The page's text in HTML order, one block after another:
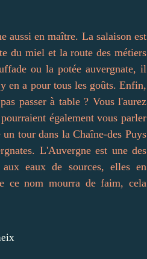
aussi en maître. La salaison est
du miel et la route des métiers
ou la potée auvergnate, il
en a pour tous les goûts. Enfin,
passer à table ? Vous l'aurez
également vous parler
tour dans la Chaîne-des Puys
L'Auvergne est une des
eaux de sources, elles en
ce nom mourra de faim, cela